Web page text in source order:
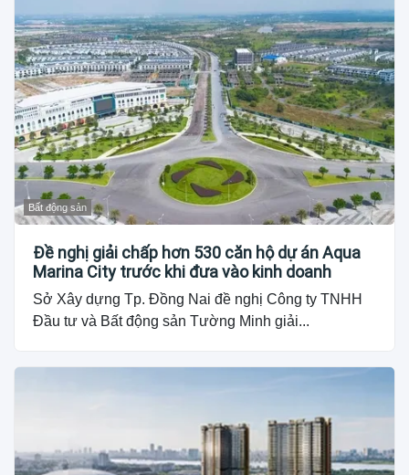
Bất động sản
Đề nghị giải chấp hơn 530 căn hộ dự án Aqua
Marina City trước khi đưa vào kinh doanh
Sở Xây dựng Tp. Đồng Nai đề nghị Công ty TNHH
Đầu tư và Bất động sản Tường Minh giải...